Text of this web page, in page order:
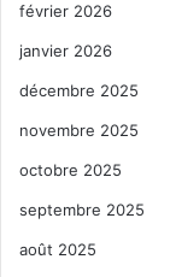
février 2026
janvier 2026
décembre 2025
novembre 2025
octobre 2025
septembre 2025
août 2025